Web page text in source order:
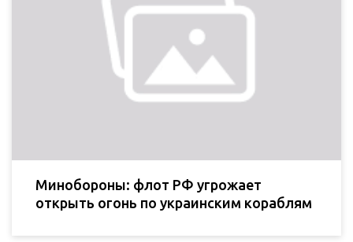
Минобороны: флот РФ угрожает
открыть огонь по украинским кораблям